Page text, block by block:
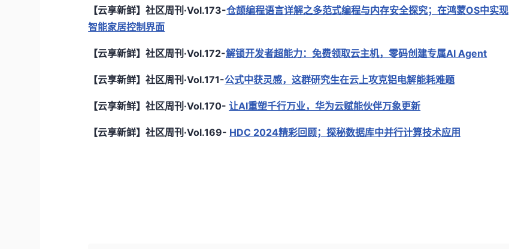
【云享新鲜】社区周刊·Vol.173-仓颉编程语言详解之多范式编程与内存安全探究；在鸿蒙OS中实现
智能家居控制界面
【云享新鲜】社区周刊·Vol.172-解锁开发者超能力：免费领取云主机，零码创建专属AI Agent
【云享新鲜】社区周刊·Vol.171-公式中获灵感，这群研究生在云上攻克铝电解能耗难题
【云享新鲜】社区周刊·Vol.170- 让AI重塑千行万业，华为云赋能伙伴万象更新
【云享新鲜】社区周刊·Vol.169- HDC 2024精彩回顾；探秘数据库中并行计算技术应用